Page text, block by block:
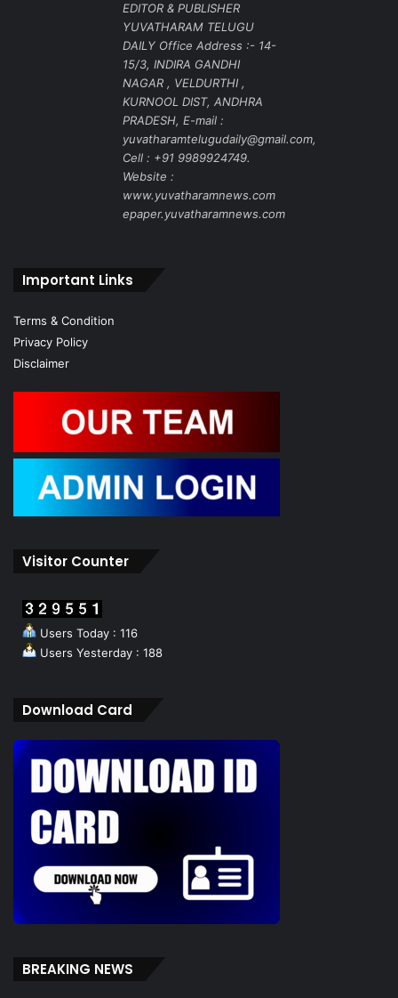
EDITOR & PUBLISHER
YUVATHARAM TELUGU
DAILY Office Address :- 14-
15/3, INDIRA GANDHI
NAGAR , VELDURTHI ,
KURNOOL DIST, ANDHRA
PRADESH, E-mail :
yuvatharamtelugudaily@gmail.com,
Cell : +91 9989924749.
Website :
www.yuvatharamnews.com
epaper.yuvatharamnews.com
Important Links
Terms & Condition
Privacy Policy
Disclaimer
Visitor Counter
Users Today : 116
Users Yesterday : 188
Download Card
BREAKING NEWS